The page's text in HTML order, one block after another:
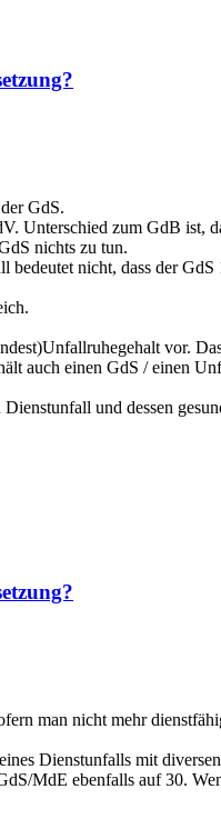
GdS.
Unterschied zum GdB ist,
nichts zu tun.
nicht, dass der
vor.
auch einen GdS / einen
und dessen
man nicht mehr
Dienstunfalls mit
MdE ebenfalls auf 30.